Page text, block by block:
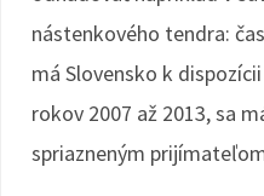
nástenkového tendra:
má Slovensko k
rokov 2007 až 2013, sa
spriazneným